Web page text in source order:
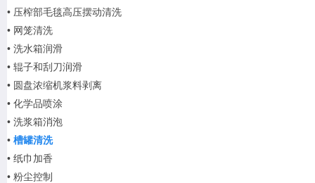
• 压榨部毛毯高压摆动清洗
• 网笼清洗
• 洗水箱润滑
• 辊子和刮刀润滑
• 圆盘浓缩机浆料剥离
• 化学品喷涂
• 洗浆箱消泡
• 槽罐清洗
• 纸巾加香
• 粉尘控制